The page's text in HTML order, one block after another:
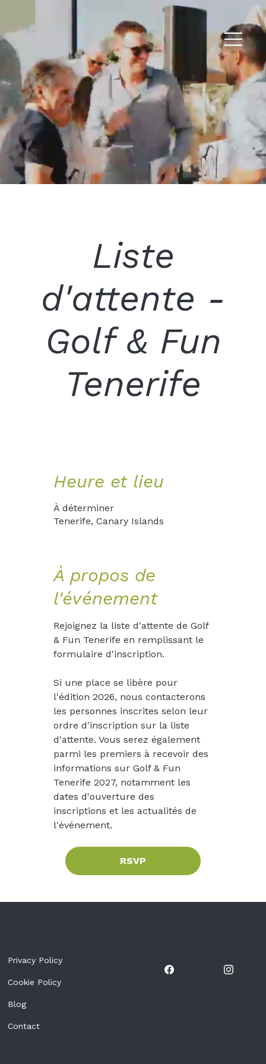
Liste
d'attente -
Golf & Fun
Tenerife
Heure et lieu
À déterminer
Tenerife, Canary Islands
À propos de
l'événement
Rejoignez la liste d'attente de Golf
& Fun Tenerife en remplissant le
formulaire d'inscription.
Si une place se libère pour
l'édition 2026, nous contacterons
les personnes inscrites selon leur
ordre d'inscription sur la liste
d'attente. Vous serez également
parmi les premiers à recevoir des
informations sur Golf & Fun
Tenerife 2027, notamment les
dates d'ouverture des
inscriptions et les actualités de
l'événement.
RSVP
Privacy Policy
Cookie Policy
Blog
Contact